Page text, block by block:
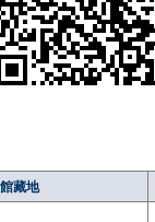
館藏地